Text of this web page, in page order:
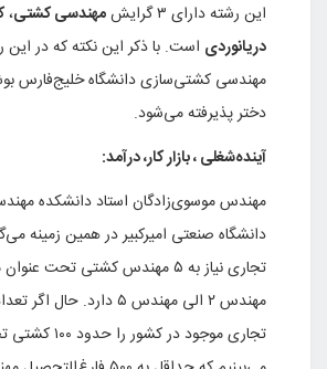
این رشته دارای ۳ گرایش
مهندسی کشتی،
دریانوردی است. با ذکر این نکته که در این
مهندسی کشتی‌سازی دانشگاه خلیج‌فارس
دختر پذیرفته می‌شود.
آینده‌شغلی ، بازار کار، درآمد:
مهندس موسوی‌زادگان استاد دانشکده
دانشگاه صنعتی امیرکبیر در همین زمینه
مهندس ۲ الی مهندس ۵ دارد.
تجاری موجود در